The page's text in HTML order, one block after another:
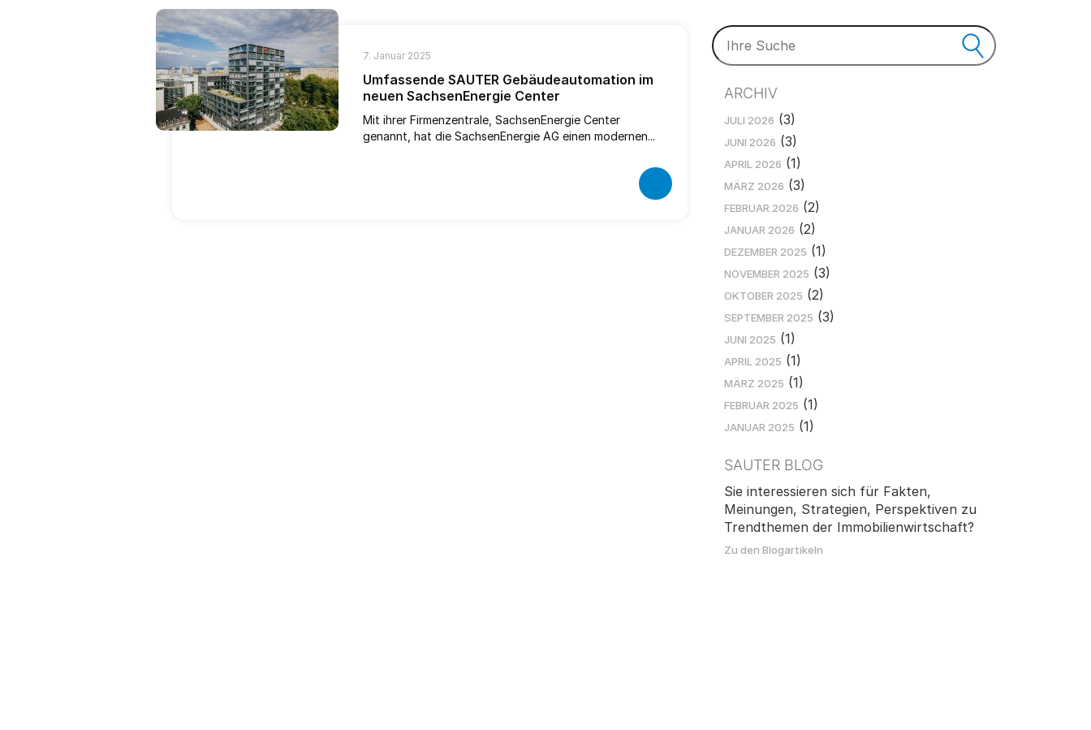
7. Januar 2025
Umfassende SAUTER Gebäudeautomation im
neuen SachsenEnergie Center
Mit ihrer Firmenzentrale, SachsenEnergie Center
genannt, hat die SachsenEnergie AG einen modernen...
ARCHIV
JULI 2026 (3)
JUNI 2026 (3)
APRIL 2026 (1)
MÄRZ 2026 (3)
FEBRUAR 2026 (2)
JANUAR 2026 (2)
DEZEMBER 2025 (1)
NOVEMBER 2025 (3)
OKTOBER 2025 (2)
SEPTEMBER 2025 (3)
JUNI 2025 (1)
APRIL 2025 (1)
MÄRZ 2025 (1)
FEBRUAR 2025 (1)
JANUAR 2025 (1)
SAUTER BLOG
Sie interessieren sich für Fakten,
Meinungen, Strategien, Perspektiven zu
Trendthemen der Immobilienwirtschaft?
Zu den Blogartikeln